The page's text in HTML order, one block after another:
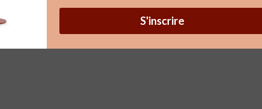
S'inscrire